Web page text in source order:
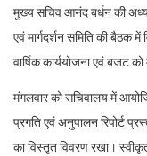
मुख्य सचिव आनंद बर्धन की
एवं मार्गदर्शन समिति की बैठक
वार्षिक कार्ययोजना एवं बजट
मंगलवार को सचिवालय में
प्रगति एवं अनुपालन रिपोर्ट
का विस्तृत विवरण रखा।